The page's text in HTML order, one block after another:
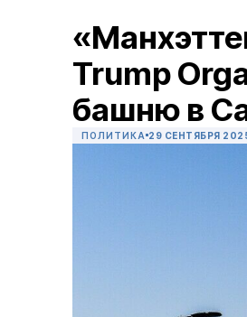
Trump
башню в
ПОЛИТИКА 29 СЕНТЯБРЯ